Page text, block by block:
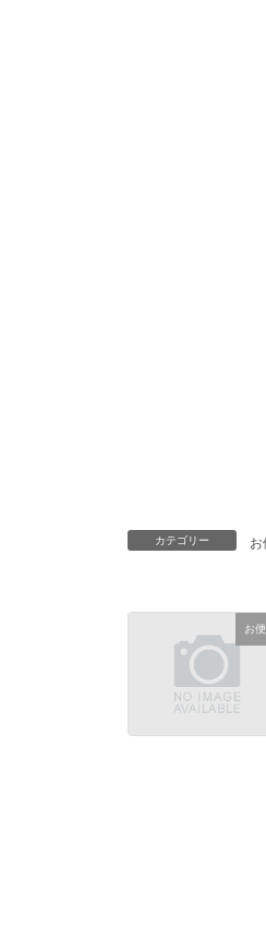
カテゴリー お
お